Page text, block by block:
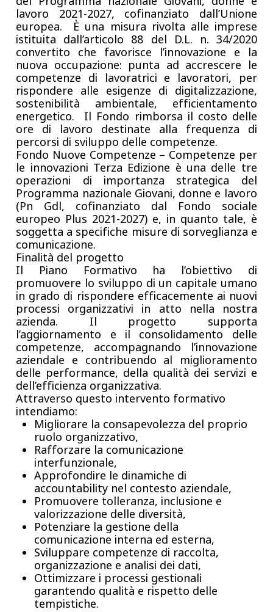
lavoro 2021-2027, cofinanziato dall’Unione
europea. È una misura rivolta alle imprese
istituita dall’articolo 88 del D.L. n. 34/2020
convertito che favorisce l’innovazione e la
nuova occupazione: punta ad accrescere le
competenze di lavoratrici e lavoratori, per
rispondere alle esigenze di digitalizzazione,
sostenibilità ambientale, efficientamento
energetico.
Il Fondo rimborsa il costo delle
ore di lavoro destinate alla frequenza di
percorsi di sviluppo delle competenze.
Fondo Nuove Competenze – Competenze per
le innovazioni Terza Edizione è una delle tre
operazioni di importanza strategica del
Programma nazionale Giovani, donne e lavoro
(Pn Gdl, cofinanziato dal Fondo sociale
europeo Plus 2021-2027) e, in quanto tale, è
soggetta a specifiche misure di sorveglianza e
comunicazione.
Finalità del progetto
Il Piano Formativo ha l’obiettivo di
promuovere lo sviluppo di un capitale umano
in grado di rispondere efficacemente ai nuovi
processi organizzativi in atto nella nostra
azienda. Il progetto supporta
l’aggiornamento e il consolidamento delle
competenze, accompagnando l’innovazione
aziendale e contribuendo al miglioramento
delle performance, della qualità dei servizi e
dell’efficienza organizzativa.
Attraverso questo intervento formativo
intendiamo:
Migliorare la consapevolezza del proprio
ruolo organizzativo,
Rafforzare la comunicazione
interfunzionale,
Approfondire le dinamiche di
accountability nel contesto aziendale,
Promuovere tolleranza, inclusione e
valorizzazione delle diversità,
Potenziare la gestione della
comunicazione interna ed esterna,
Sviluppare competenze di raccolta,
organizzazione e analisi dei dati,
Ottimizzare i processi gestionali
garantendo qualità e rispetto delle
tempistiche.